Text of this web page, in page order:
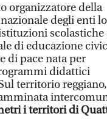
organizzatore della
degli enti
scolastiche
di educazione
di pace nata per
didattici
territorio reggiano,
i territori di